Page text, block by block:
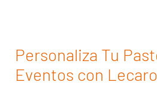
Personaliza Tu
Eventos con